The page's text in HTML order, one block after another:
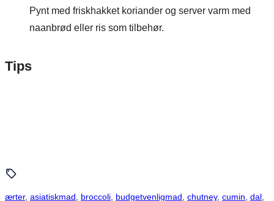
Pynt med friskhakket koriander og server varm med
naanbrød eller ris som tilbehør.
Tips
ærter, asiatiskmad broccoli budgetvenligmad chutney, cumin dal